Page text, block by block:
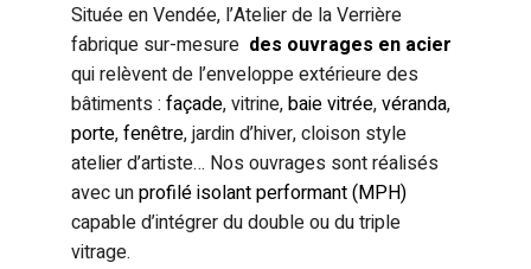
Située en Vendée, l’Atelier de la Verrière
fabrique sur-mesure des ouvrages en acier
qui relèvent de l’enveloppe extérieure des
bâtiments : façade, vitrine,baie vitrée,véranda,
porte,fenêtre, jardin d’hiver, cloison style
atelier d’artiste… Nos ouvrages sont réalisés
avec unprofilé isolant performant (MPH)
capable d’intégrer du double ou du triple
vitrage.